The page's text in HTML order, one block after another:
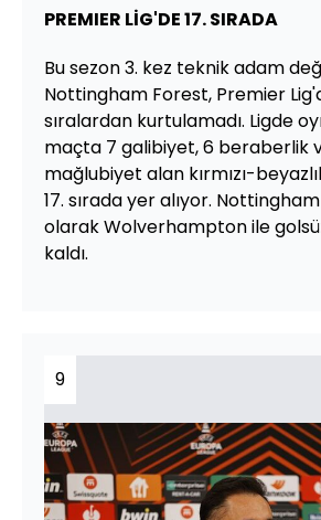
PREMIER LİG'DE 17. SIRADA
Bu sezon 3. kez teknik adam
Nottingham Forest, Premier
sıralardan kurtulamadı. Ligde
maçta 7 galibiyet, 6 beraberlik
mağlubiyet alan kırmızı-
17. sırada yer alıyor.
olarak Wolverhampton ile
kaldı.
9